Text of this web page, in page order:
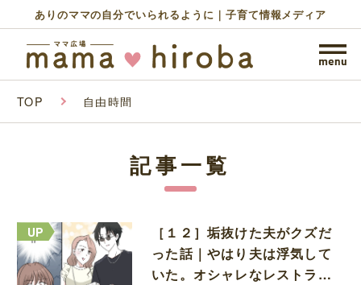
ありのママの自分でいられるように｜子育て情報メディア
TOP 自由時間
記事一覧
［１２］垢抜けた夫がクズだ
った話｜やはり夫は浮気して
いた。オシャレなレストラン